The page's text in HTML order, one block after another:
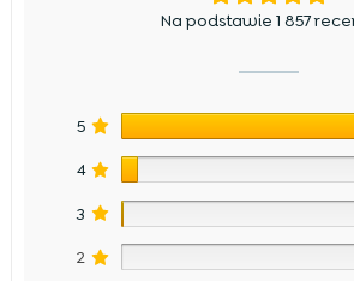
Na podstawie 1 857
5
4
3
2